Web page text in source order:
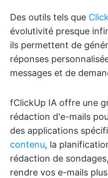
Des outils tels que
évolutivité presque
ils permettent de
réponses
messages et de
fClickUp IA offre une
rédaction d'e-mails
des applications
contenu, la
rédaction de
rendre vos e-mails